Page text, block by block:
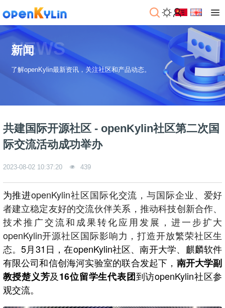
NEWS
新闻
了解openKylin最新资讯，关注社区和产品动态。
共建国际开源社区 - openKylin社区第二次国
际交流活动成功举办
2023-08-02 10:37:20 439
为推进openKylin社区国际化交流，与国际企业、爱好
者建立稳定友好的交流伙伴关系，推动科技创新合作、
技术推广交流和成果转化应用发展，进一步扩大
openKylin开源社区国际影响力，打造开放繁荣社区生
态。5月31日，在openKylin社区、南开大学、麒麟软件
有限公司和信创海河实验室的联合发起下， 南开大学副
教授楚义芳及16位留学生代表团到访openKylin社区参
观交流。